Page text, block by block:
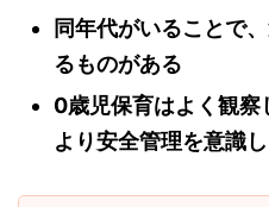
同年代がいることで
るものがある
0歳児保育はよく観察
より安全管理を意識